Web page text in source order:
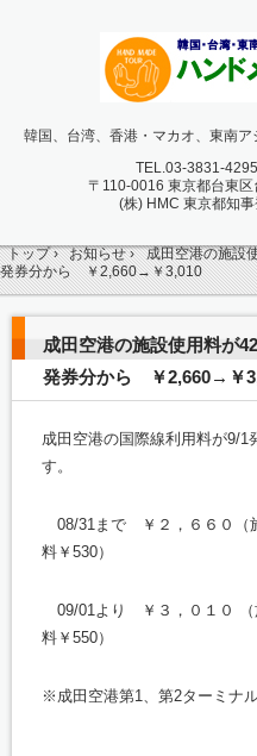
韓国、台湾、香港・マカオ、東南
TEL.03-3831-
〒110-0016 東京都台東
(株) HMC 東京都知
トップ› お知らせ› 成田空港の施設
発券分から ￥2,660→￥3,010
成田空港の施設使用料が
発券分から ￥2,660→￥
成田空港の国際線利用料が9/1
す。
08/31まで ￥２，６６０（
料￥530）
09/01より ￥３，０１０ （
料￥550）
※成田空港第1、第2ターミナ